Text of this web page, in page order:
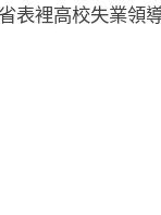
表裡高校失業領